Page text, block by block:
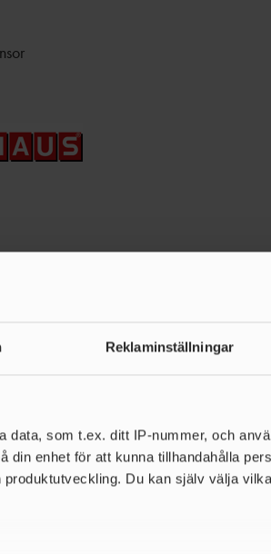
Reklaminställningar
data, som t.ex. ditt IP-nummer, och
din enhet för att kunna tillhandahålla
Du kan själv välja
Officiella partners